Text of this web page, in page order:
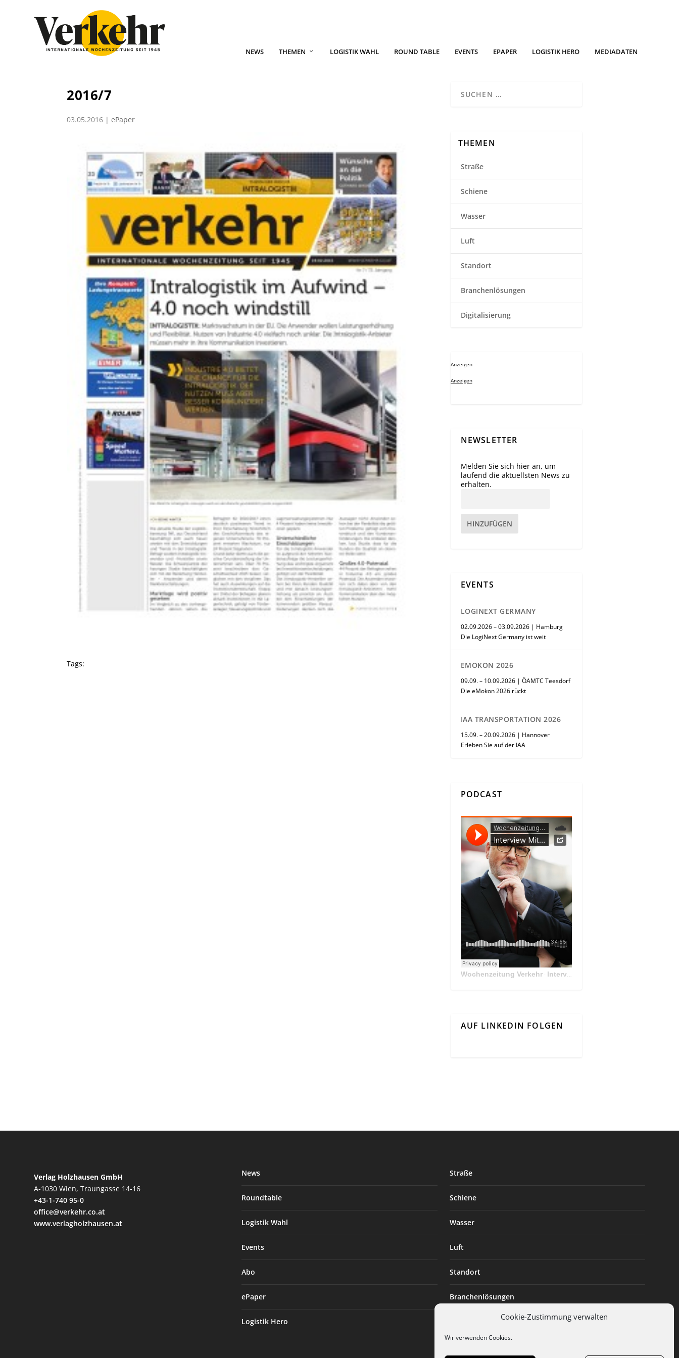
Cookie-Zustimmung verwalten
Wir verwenden Cookies.
NEWS THEMEN LOGISTIK WAHL ROUND TABLE EVENTS EPAPER LOGISTIK HERO MEDIADATEN
2016/7
03.05.2016 | ePaper
Tags:
THEMEN
Straße
Schiene
Wasser
Luft
Standort
Branchenlösungen
Digitalisierung
Anzeigen
Anzeigen
NEWSLETTER
Melden Sie sich hier an, um
laufend die aktuellsten News zu
erhalten.
HINZUFÜGEN
EVENTS
LOGINEXT GERMANY
02.09.2026 – 03.09.2026 | Hamburg
Die LogiNext Germany ist weit
EMOKON 2026
09.09. – 10.09.2026 | ÖAMTC Teesdorf
Die eMokon 2026 rückt
IAA TRANSPORTATION 2026
15.09. – 20.09.2026 | Hannover
Erleben Sie auf der IAA
PODCAST
Wochenzeitung Verkehr· Interview Mit Andreas Matthä, CEO der ÖBB Holding
AUF LINKEDIN FOLGEN
Verlag Holzhausen GmbH
A-1030 Wien, Traungasse 14-16
+43-1-740 95-0
office@verkehr.co.at
www.verlagholzhausen.at
News
Roundtable
Logistik Wahl
Events
Abo
ePaper
Logistik Hero
Straße
Schiene
Wasser
Luft
Standort
Branchenlösungen